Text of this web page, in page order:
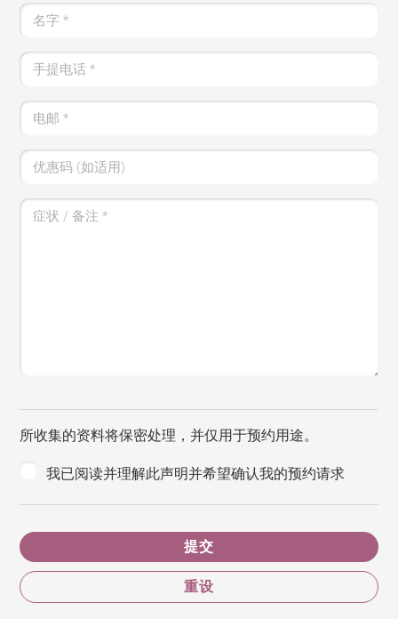
名字*
手提电话*
电邮*
优惠码 (如适用)
症状 / 备注*
所收集的资料将保密处理，并仅用于预约用途。
我已阅读并理解此声明并希望确认我的预约请求
提交
重设